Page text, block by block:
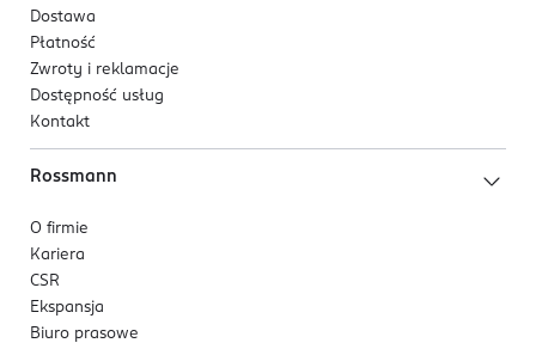
Dostawa
Płatność
Zwroty i reklamacje
Dostępność usług
Kontakt
Rossmann
O firmie
Kariera
CSR
Ekspansja
Biuro prasowe